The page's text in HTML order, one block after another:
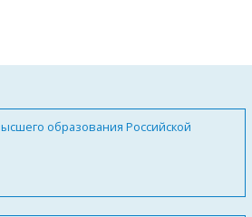
образования Российской